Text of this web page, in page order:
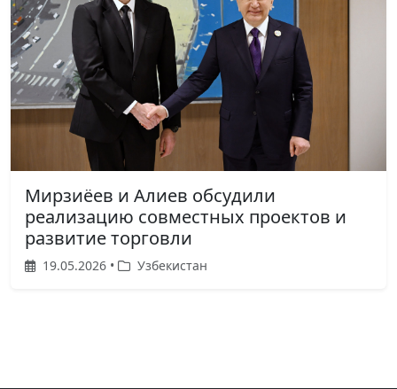
Мирзиёев и Алиев обсудили
реализацию совместных проектов и
развитие торговли
19.05.2026 • Узбекистан